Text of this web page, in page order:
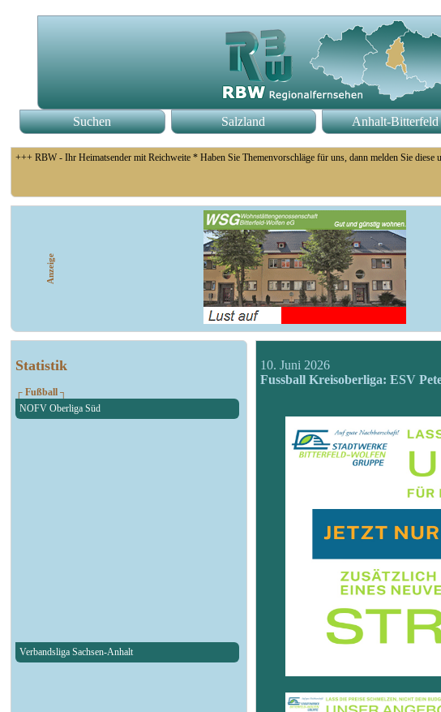
Suchen Salzland Anhalt-Bitterfeld
+++ RBW - Ihr Heimatsender mit Reichweite * Haben Sie Themenvorschläge für uns, dann melden Sie
+++ Fußball Oberliga Süd 1. Spieltag: SG Union Sandersdorf - VfB 1921 Krieschow, So 14 Uhr +++
Statistik
┌ Fußball ┐
NOFV Oberliga Süd
Verbandsliga Sachsen-Anhalt
10. Juni 2026
Fussball Kreisoberliga: ESV
Anzeige